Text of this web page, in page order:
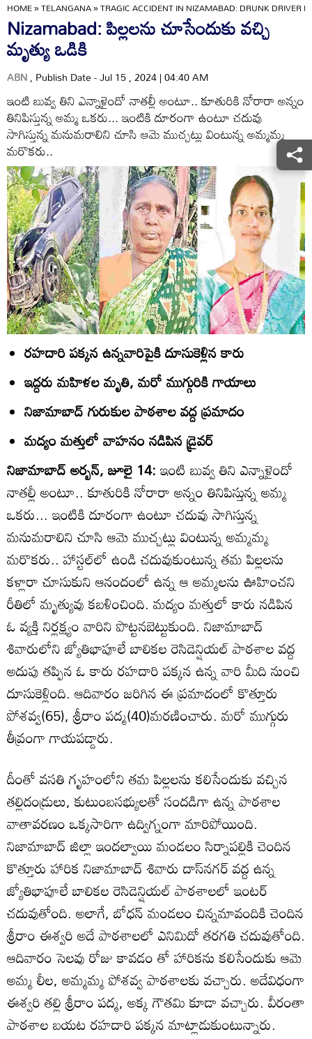
HOME»TELANGANA»TRAGIC ACCIDENT IN NIZAMABAD: DRUNK DRIVER
Nizamabad: పిల్లలను చూసేందుకు వచ్చి
మృత్యు ఒడికి
ABN, Publish Date - Jul 15 , 2024 | 04:40 AM
ఇంటి బువ్వ తిని ఎన్నాళైందో నాతల్లీ అంటూ.. కూతురికి నోరారా అన్నం
తినిపిస్తున్న అమ్మ ఒకరు... ఇంటికి దూరంగా ఉంటూ చదువు
సాగిస్తున్న మనుమరాలిని చూసి ఆమె ముచ్చట్లు వింటున్న అమ్మమ్మ
మరొకరు..
రహదారి పక్కన ఉన్నవారిపైకి దూసుకెళ్లిన కారు
ఇద్దరు మహిళల మృతి, మరో ముగ్గురికి గాయాలు
నిజామాబాద్‌ గురుకుల పాఠశాల వద్ద ప్రమాదం
మద్యం మత్తులో వాహనం నడిపిన డ్రైవర్‌
నిజామాబాద్‌ అర్బన్‌, జూలై 14:ఇంటి బువ్వ తిని ఎన్నాళైందో
నాతల్లీ అంటూ.. కూతురికి నోరారా అన్నం తినిపిస్తున్న అమ్మ
ఒకరు... ఇంటికి దూరంగా ఉంటూ చదువు సాగిస్తున్న
మనుమరాలిని చూసి ఆమె ముచ్చట్లు వింటున్న అమ్మమ్మ
మరొకరు.. హాస్టల్‌లో ఉండి చదువుకుంటున్న తమ పిల్లలను
కళ్లారా చూసుకుని ఆనందంలో ఉన్న ఆ అమ్మలను ఊహించని
రీతిలో మృత్యువు కబళించింది. మద్యం మత్తులో కారు నడిపిన
ఓ వ్యక్తి నిర్లక్ష్యం వారిని పొట్టనబెట్టుకుంది. నిజామాబాద్‌
శివారులోని జ్యోతిభాపూలే బాలికల రెసిడెన్షియల్‌ పాఠశాల వద్ద
అదుపు తప్పిన ఓ కారు రహదారి పక్కన ఉన్న వారి మీది నుంచి
దూసుకెళ్లింది. ఆదివారం జరిగిన ఈ ప్రమాదంలో కొత్తూరు
పోశవ్వ(65), శ్రీరాం పద్మ(40)మరణించారు. మరో ముగ్గురు
తీవ్రంగా గాయపడ్డారు.
దీంతో వసతి గృహంలోని తమ పిల్లలను కలిసేందుకు వచ్చిన
తల్లిదండ్రులు, కుటుంబసభ్యులతో సందడిగా ఉన్న పాఠశాల
వాతావరణం ఒక్కసారిగా ఉద్విగ్నంగా మారిపోయింది.
నిజామాబాద్‌ జిల్లా ఇందల్వాయి మండలం సిర్నాపల్లికి చెందిన
కొత్తూరు హారిక నిజామాబాద్‌ శివారు దాస్‌నగర్‌ వద్ద ఉన్న
జ్యోతిభాపూలే బాలికల రెసిడెన్షియల్‌ పాఠశాలలో ఇంటర్‌
చదువుతోంది. అలాగే, బోధన్‌ మండలం చిన్నమావందికి చెందిన
శ్రీరాం ఈశ్వరి అదే పాఠశాలలో ఎనిమిదో తరగతి చదువుతోంది.
ఆదివారం సెలవు రోజు కావడం తో హారికను కలిసేందుకు ఆమె
అమ్మ లీల, అమ్మమ్మ పోశవ్వ పాఠశాలకు వచ్చారు. అదేవిధంగా
ఈశ్వరి తల్లి శ్రీరాం పద్మ, అక్క గౌతమి కూడా వచ్చారు. వీరంతా
పాఠశాల బయట రహదారి పక్కన మాట్లాడుకుంటున్నారు.